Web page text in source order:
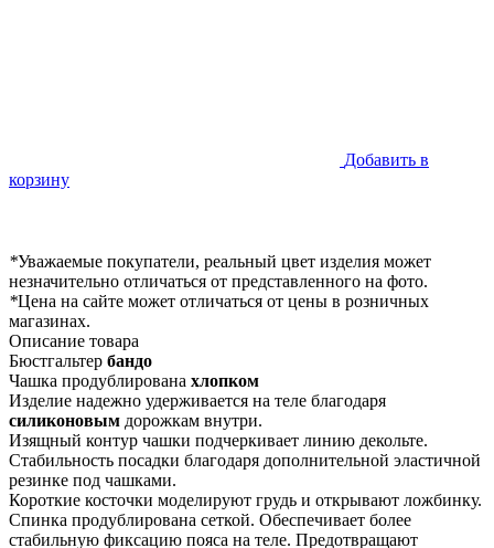
Добавить в
корзину
*Уважаемые покупатели, реальный цвет изделия может
незначительно отличаться от представленного на фото.
*Цена на сайте может отличаться от цены в розничных
магазинах.
Описание товара
Бюстгальтер бандо
Чашка продублирована хлопком
Изделие надежно удерживается на теле благодаря
силиконовым дорожкам внутри.
Изящный контур чашки подчеркивает линию декольте.
Стабильность посадки благодаря дополнительной эластичной
резинке под чашками.
Короткие косточки моделируют грудь и открывают ложбинку.
Спинка продублирована сеткой. Обеспечивает более
стабильную фиксацию пояса на теле. Предотвращают